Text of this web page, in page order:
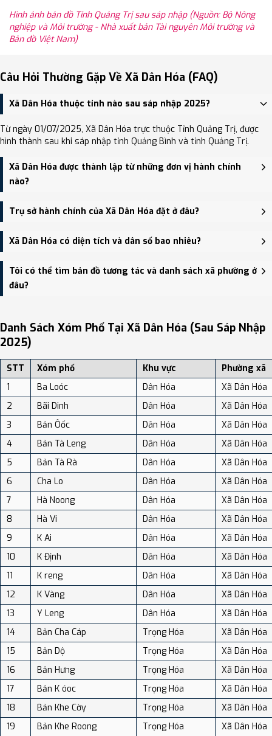
Hình ảnh bản đồ Tỉnh Quảng Trị sau sáp nhập (Nguồn: Bộ Nông
nghiệp và Môi trường - Nhà xuất bản Tài nguyên Môi trường và
Bản đồ Việt Nam)
Câu Hỏi Thường Gặp Về Xã Dân Hóa (FAQ)
Xã Dân Hóa thuộc tỉnh nào sau sáp nhập 2025?
Từ ngày 01/07/2025, Xã Dân Hóa trực thuộc Tỉnh Quảng Trị, được
hình thành sau khi sáp nhập tỉnh Quảng Bình và tỉnh Quảng Trị.
Xã Dân Hóa được thành lập từ những đơn vị hành chính
nào?
Xã Dân Hóa được thành lập trên cơ sở sáp nhập Xã Trọng Hóa, Xã
Dân Hóa.
Trụ sở hành chính của Xã Dân Hóa đặt ở đâu?
Trụ sở hành chính mới của Xã Dân Hóa đặt tại đang cập nhật -
trung tâm khu vực thuận tiện giao thông.
Xã Dân Hóa có diện tích và dân số bao nhiêu?
Xã Dân Hóa có Diện tích: 365.00 km², Dân số: 9,532 người, Mật độ
dân số: Khoảng 26.12 người/km²
Tôi có thể tìm bản đồ tương tác và danh sách xã phường ở
đâu?
địa điểm tại: VReview.vn - Nền tảng review địa điểm, dịch vụ và du
lịch uy tín tại Việt Nam.
Danh Sách Xóm Phố Tại Xã Dân Hóa (sau Sáp Nhập
2025)
STT Xóm phố Khu vực
Phường xã
1
Ba Loóc Dân Hóa
Xã Dân Hóa
2
Bãi Dinh Dân Hóa
Xã Dân Hóa
3
Bản Ôốc Dân Hóa
Xã Dân Hóa
4
Bản Tà Leng Dân Hóa
Xã Dân Hóa
5
Bản Tà Rà Dân Hóa
Xã Dân Hóa
6
Cha Lo Dân Hóa
Xã Dân Hóa
7
Hà Noong Dân Hóa
Xã Dân Hóa
8
Hà Vi Dân Hóa
Xã Dân Hóa
9
K Ai Dân Hóa
Xã Dân Hóa
10
K Định Dân Hóa
Xã Dân Hóa
11
K reng Dân Hóa
Xã Dân Hóa
12
K Vàng Dân Hóa
Xã Dân Hóa
13
Y Leng Dân Hóa
Xã Dân Hóa
14
Bản Cha Cáp Trọng Hóa
Xã Dân Hóa
15
Bản Dộ Trọng Hóa
Xã Dân Hóa
16
Bản Hưng Trọng Hóa
Xã Dân Hóa
17
Bản K óoc Trọng Hóa
Xã Dân Hóa
18
Bản Khe Cờy Trọng Hóa
Xã Dân Hóa
19
Bản Khe Roong Trọng Hóa
Xã Dân Hóa